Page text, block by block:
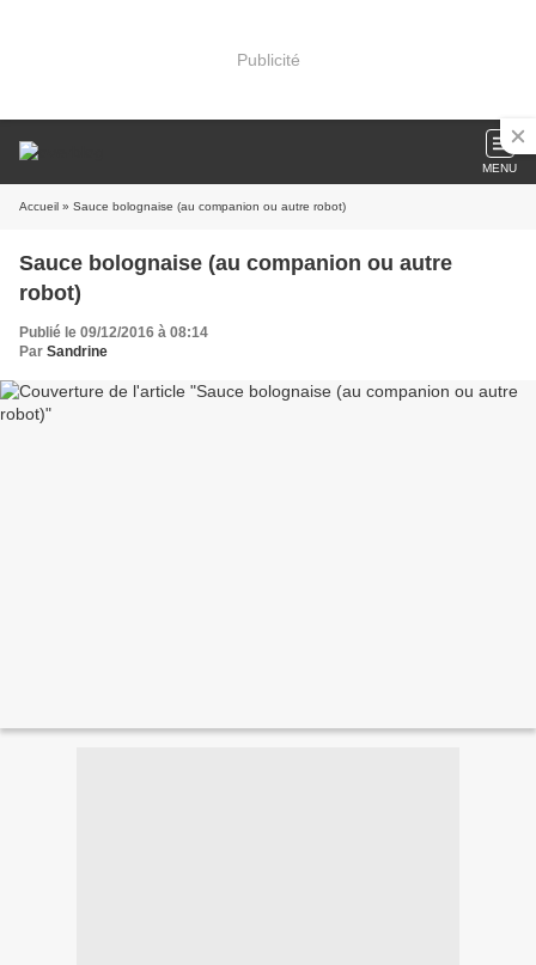
Publicité
MENU
Accueil » Sauce bolognaise (au companion ou autre robot)
Sauce bolognaise (au companion ou autre
robot)
Publié le 09/12/2016 à 08:14
Par Sandrine